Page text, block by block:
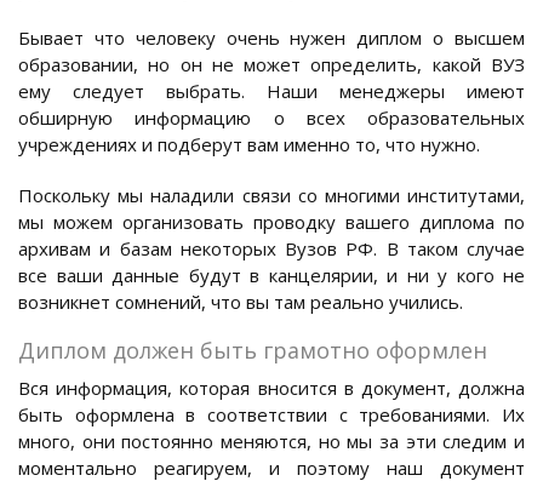
Бывает что человеку очень нужен диплом о высшем
образовании, но он не может определить, какой ВУЗ
ему следует выбрать. Наши менеджеры имеют
обширную информацию о всех образовательных
учреждениях и подберут вам именно то, что нужно.
Поскольку мы наладили связи со многими институтами,
мы можем организовать проводку вашего диплома по
архивам и базам некоторых Вузов РФ. В таком случае
все ваши данные будут в канцелярии, и ни у кого не
возникнет сомнений, что вы там реально учились.
Диплом должен быть грамотно оформлен
Вся информация, которая вносится в документ, должна
быть оформлена в соответствии с требованиями. Их
много, они постоянно меняются, но мы за эти следим и
моментально реагируем, и поэтому наш документ